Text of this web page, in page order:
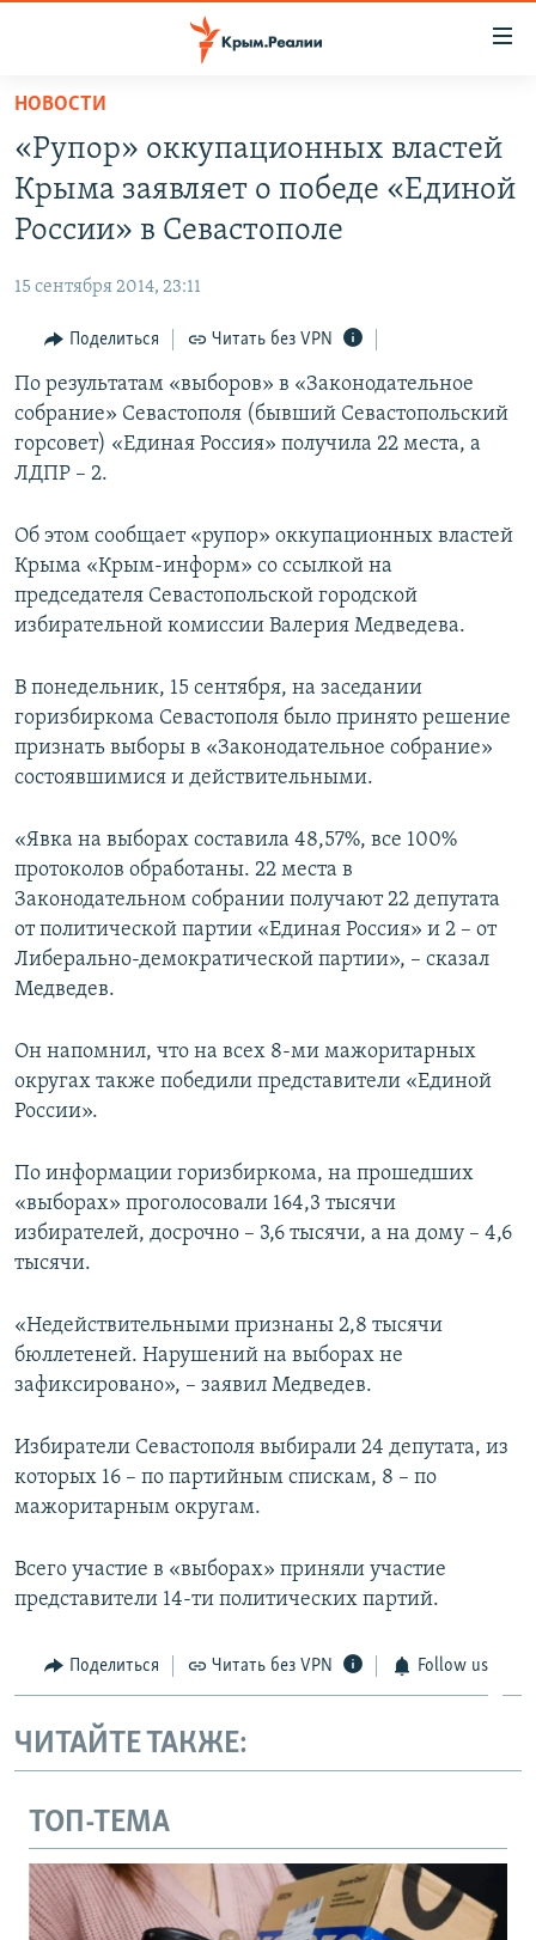
Вернуться
основному
содержанию
Вернутся
главной
навигации
Вернутся
поиску
СПЕЦПРОЕКТЫ
11 ЛЕТ ОККУПАЦИИ КРЫМА. 11 ИСТОРИЙ СОПРОТИВЛЕНИЯ
ВОДА
ЕЩЕ
ИНТЕРАКТИВ
ИНФОГРАФИКА
ТЕЛЕПРОЕКТ КРЫМ.РЕАЛИИ
СОВЕТЫ ПРАВОЗАЩИТНИКОВ
ПОБЕДИТЕЛЕЙ НЕ СУДЯТ?
КРЫМ.НЕПОКОРЕННЫЙ
УКРАИНСКАЯ ПРОБЛЕМА КРЫМА
РАДІО СВОБОДА
КАК ОБОЙТИ БЛОКИРОВКУ
Українською
ПРИСОЕДИНЯЙТЕСЬ!
Все сайты RFE/RL
НОВОСТИ
«Рупор» оккупационных властей
Крыма заявляет о победе «Единой
России» в Севастополе
15 сентября 2014, 23:11
Поделиться Читать без VPN
По результатам «выборов» в «Законодательное
собрание» Севастополя (бывший Севастопольский
горсовет) «Единая Россия» получила 22 места, а
ЛДПР – 2.
Об этом сообщает «рупор» оккупационных властей
Крыма «Крым-информ» со ссылкой на
председателя Севастопольской городской
избирательной комиссии Валерия Медведева.
В понедельник, 15 сентября, на заседании
горизбиркома Севастополя было принято решение
признать выборы в «Законодательное собрание»
состоявшимися и действительными.
«Явка на выборах составила 48,57%, все 100%
протоколов обработаны. 22 места в
Законодательном собрании получают 22 депутата
от политической партии «Единая Россия» и 2 – от
Либерально-демократической партии», – сказал
Медведев.
Он напомнил, что на всех 8-ми мажоритарных
округах также победили представители «Единой
России».
По информации горизбиркома, на прошедших
«выборах» проголосовали 164,3 тысячи
избирателей, досрочно – 3,6 тысячи, а на дому – 4,6
тысячи.
«Недействительными признаны 2,8 тысячи
бюллетеней. Нарушений на выборах не
зафиксировано», – заявил Медведев.
Избиратели Севастополя выбирали 24 депутата, из
которых 16 – по партийным спискам, 8 – по
мажоритарным округам.
Всего участие в «выборах» приняли участие
представители 14-ти политических партий.
Поделиться Читать без VPN Follow us
ЧИТАЙТЕ ТАКЖЕ:
ТОП-ТЕМА